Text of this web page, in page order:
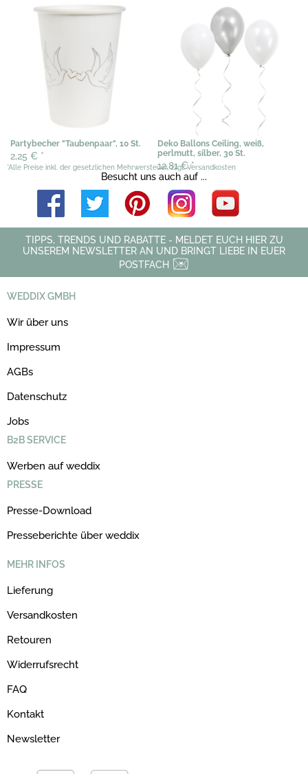
Partybecher "Taubenpaar", 10 St.
2,25 € *
Deko Ballons Ceiling, weiß,
perlmutt, silber, 30 St.
12,81 €*
*Alle Preise inkl. der gesetzlichen Mehrwersteuer, zzgl. Versandkosten
Besucht uns auch auf ...
TIPPS, TRENDS UND RABATTE - MELDET EUCH HIER ZU
UNSEREM NEWSLETTER AN UND BRINGT LIEBE IN EUER
POSTFACH
WEDDIX GMBH
Wir über uns
Impressum
AGBs
Datenschutz
Jobs
B2B SERVICE
Werben auf weddix
PRESSE
Presse-Download
Presseberichte über weddix
MEHR INFOS
Lieferung
Versandkosten
Retouren
Widerrufsrecht
FAQ
Kontakt
Newsletter